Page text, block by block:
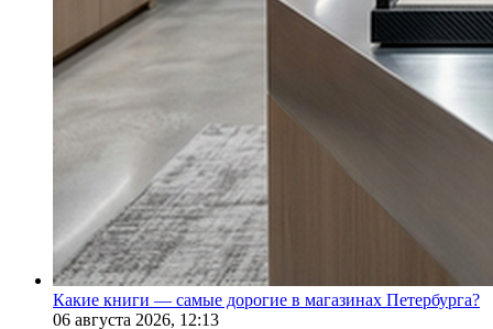
Какие книги — самые дорогие в магазинах Петербурга?
06 августа 2026, 12:13